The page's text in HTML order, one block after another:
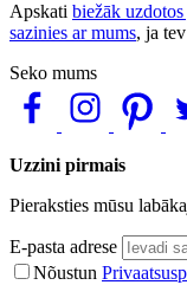
Apskati biežāk
sazinies ar mums, ja
Seko mums
Uzzini pirmais
Pieraksties mūsu
E-pasta adrese
Nõustun